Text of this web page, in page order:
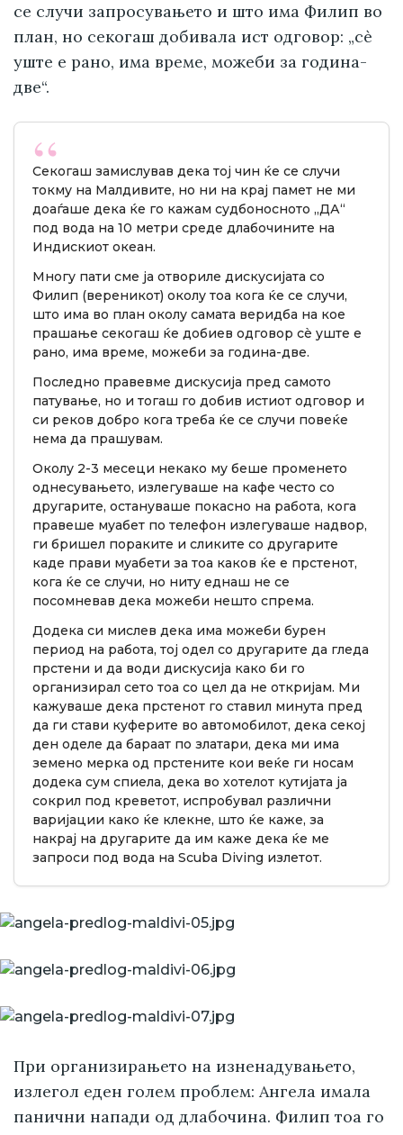
се случи запросувањето и што има Филип во
план, но секогаш добивала ист одговор: „сè
уште е рано, има време, можеби за година-
две“.
Секогаш замислував дека тој чин ќе се случи
токму на Малдивите, но ни на крај памет не ми
доаѓаше дека ќе го кажам судбоносното „ДА“
под вода на 10 метри среде длабочините на
Индискиот океан.
Многу пати сме ја отвориле дискусијата со
Филип (вереникот) околу тоа кога ќе се случи,
што има во план околу самата веридба на кое
прашање секогаш ќе добиев одговор сè уште е
рано, има време, можеби за година-две.
Последно правевме дискусија пред самото
патување, но и тогаш го добив истиот одговор и
си реков добро кога треба ќе се случи повеќе
нема да прашувам.
Околу 2-3 месеци некако му беше променето
однесувањето, излегуваше на кафе често со
другарите, остануваше покасно на работа, кога
правеше муабет по телефон излегуваше надвор,
ги бришел пораките и сликите со другарите
каде прави муабети за тоа каков ќе е прстенот,
кога ќе се случи, но ниту еднаш не се
посомневав дека можеби нешто спрема.
Додека си мислев дека има можеби бурен
период на работа, тој одел со другарите да гледа
прстени и да води дискусија како би го
организирал сето тоа со цел да не откријам. Ми
кажуваше дека прстенот го ставил минута пред
да ги стави куферите во автомобилот, дека секој
ден оделе да бараат по златари, дека ми има
земено мерка од прстените кои веќе ги носам
додека сум спиела, дека во хотелот кутијата ја
сокрил под креветот, испробувал различни
варијации како ќе клекне, што ќе каже, за
накрај на другарите да им каже дека ќе ме
запроси под вода на Scuba Diving излетот.
При организирањето на изненадувањето,
излегол еден голем проблем: Ангела имала
панични напади од длабочина. Филип тоа го